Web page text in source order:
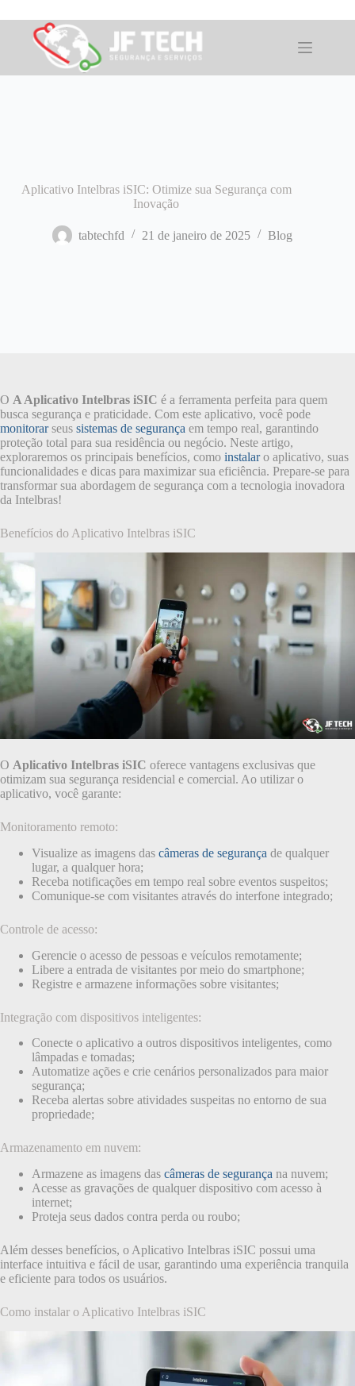
para
conteúdo
Aplicativo Intelbras iSIC: Otimize sua Segurança com
Inovação
tabtechfd 21 de janeiro de 2025 Blog
O A Aplicativo Intelbras iSIC é a ferramenta perfeita para quem
busca segurança e praticidade. Com este aplicativo, você pode
monitorarseus sistemas de segurança em tempo real, garantindo
proteção total para sua residência ou negócio. Neste artigo,
exploraremos os principais benefícios, como instalaro aplicativo, suas
funcionalidades e dicas para maximizar sua eficiência. Prepare-se para
transformar sua abordagem de segurança com a tecnologia inovadora
da Intelbras!
Benefícios do Aplicativo Intelbras iSIC
O Aplicativo Intelbras iSIC oferece vantagens exclusivas que
otimizam sua segurança residencial e comercial. Ao utilizar o
aplicativo, você garante:
Monitoramento remoto:
Visualize as imagens das câmeras de segurança de qualquer
lugar, a qualquer hora;
Receba notificações em tempo real sobre eventos suspeitos;
Comunique-se com visitantes através do interfone integrado;
Controle de acesso:
Gerencie o acesso de pessoas e veículos remotamente;
Libere a entrada de visitantes por meio do smartphone;
Registre e armazene informações sobre visitantes;
Integração com dispositivos inteligentes:
Conecte o aplicativo a outros dispositivos inteligentes, como
lâmpadas e tomadas;
Automatize ações e crie cenários personalizados para maior
segurança;
Receba alertas sobre atividades suspeitas no entorno de sua
propriedade;
Armazenamento em nuvem:
Armazene as imagens das câmeras de segurança na nuvem;
Acesse as gravações de qualquer dispositivo com acesso à
internet;
Proteja seus dados contra perda ou roubo;
Além desses benefícios, o Aplicativo Intelbras iSIC possui uma
interface intuitiva e fácil de usar, garantindo uma experiência tranquila
e eficiente para todos os usuários.
Como instalar o Aplicativo Intelbras iSIC